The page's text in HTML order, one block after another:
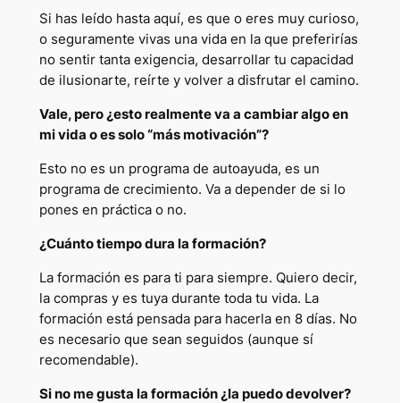
Si has leído hasta aquí, es que o eres muy curioso,
o seguramente vivas una vida en la que preferirías
no sentir tanta exigencia, desarrollar tu capacidad
de ilusionarte, reírte y volver a disfrutar el camino.
Vale, pero ¿esto realmente va a cambiar algo en
mi vida o es solo “más motivación”?
Esto no es un programa de autoayuda, es un
programa de crecimiento. Va a depender de si lo
pones en práctica o no.
¿Cuánto tiempo dura la formación?
La formación es para ti para siempre. Quiero decir,
la compras y es tuya durante toda tu vida. La
formación está pensada para hacerla en 8 días. No
es necesario que sean seguidos (aunque sí
recomendable).
Si no me gusta la formación ¿la puedo devolver?